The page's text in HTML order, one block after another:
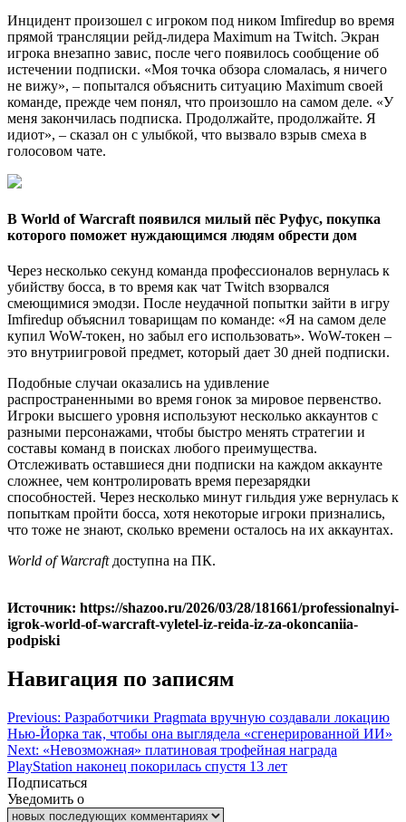
Инцидент произошел с игроком под ником Imfiredup во время
прямой трансляции рейд-лидера Maximum на Twitch. Экран
игрока внезапно завис, после чего появилось сообщение об
истечении подписки. «Моя точка обзора сломалась, я ничего
не вижу», – попытался объяснить ситуацию Maximum своей
команде, прежде чем понял, что произошло на самом деле. «У
меня закончилась подписка. Продолжайте, продолжайте. Я
идиот», – сказал он с улыбкой, что вызвало взрыв смеха в
голосовом чате.
В World of Warcraft появился милый пёс Руфус, покупка
которого поможет нуждающимся людям обрести дом
Через несколько секунд команда профессионалов вернулась к
убийству босса, в то время как чат Twitch взорвался
смеющимися эмодзи. После неудачной попытки зайти в игру
Imfiredup объяснил товарищам по команде: «Я на самом деле
купил WoW-токен, но забыл его использовать». WoW-токен –
это внутриигровой предмет, который дает 30 дней подписки.
Подобные случаи оказались на удивление
распространенными во время гонок за мировое первенство.
Игроки высшего уровня используют несколько аккаунтов с
разными персонажами, чтобы быстро менять стратегии и
составы команд в поисках любого преимущества.
Отслеживать оставшиеся дни подписки на каждом аккаунте
сложнее, чем контролировать время перезарядки
способностей. Через несколько минут гильдия уже вернулась к
попыткам пройти босса, хотя некоторые игроки признались,
что тоже не знают, сколько времени осталось на их аккаунтах.
World of Warcraftдоступна на ПК.
Источник: https://shazoo.ru/2026/03/28/181661/professionalnyi-
igrok-world-of-warcraft-vyletel-iz-reida-iz-za-okoncaniia-
podpiski
Навигация по записям
Previous: Разработчики Pragmata вручную создавали локацию
Нью-Йорка так, чтобы она выглядела «сгенерированной ИИ»
Next: «Невозможная» платиновая трофейная награда
PlayStation наконец покорилась спустя 13 лет
Подписаться
Уведомить о